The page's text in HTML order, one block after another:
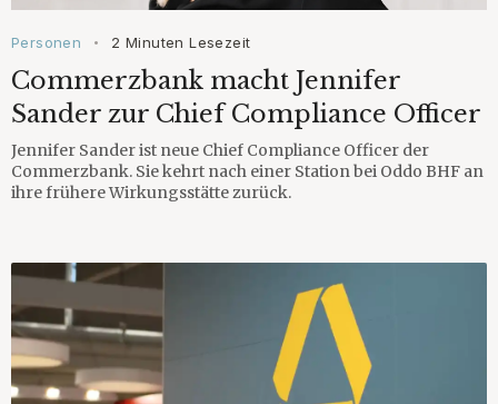
Personen • 2 Minuten Lesezeit
Commerzbank macht Jennifer
Sander zur Chief Compliance Officer
Jennifer Sander ist neue Chief Compliance Officer der
Commerzbank. Sie kehrt nach einer Station bei Oddo BHF an
ihre frühere Wirkungsstätte zurück.